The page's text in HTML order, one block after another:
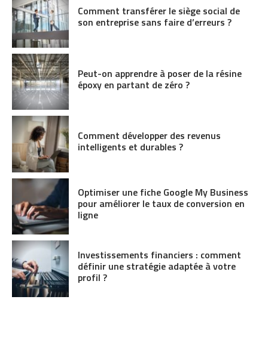
Comment transférer le siège social de
son entreprise sans faire d’erreurs ?
Peut-on apprendre à poser de la résine
époxy en partant de zéro ?
Comment développer des revenus
intelligents et durables ?
Optimiser une fiche Google My Business
pour améliorer le taux de conversion en
ligne
Investissements financiers : comment
définir une stratégie adaptée à votre
profil ?